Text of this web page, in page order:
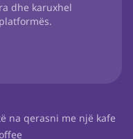
dhe karuxhel
na qerasni me një kafe